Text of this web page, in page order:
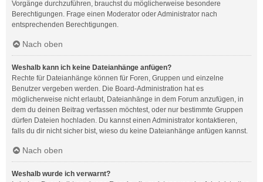
Vorgänge durchzuführen, brauchst du möglicherweise besondere
Berechtigungen. Frage einen Moderator oder Administrator nach
entsprechenden Berechtigungen.
Nach oben
Weshalb kann ich keine Dateianhänge anfügen?
Rechte für Dateianhänge können für Foren, Gruppen und einzelne
Benutzer vergeben werden. Die Board-Administration hat es
möglicherweise nicht erlaubt, Dateianhänge in dem Forum anzufügen, in
dem du deinen Beitrag verfassen möchtest, oder nur bestimmte Gruppen
dürfen Dateien hochladen. Du kannst einen Administrator kontaktieren,
falls du dir nicht sicher bist, wieso du keine Dateianhänge anfügen kannst.
Nach oben
Weshalb wurde ich verwarnt?